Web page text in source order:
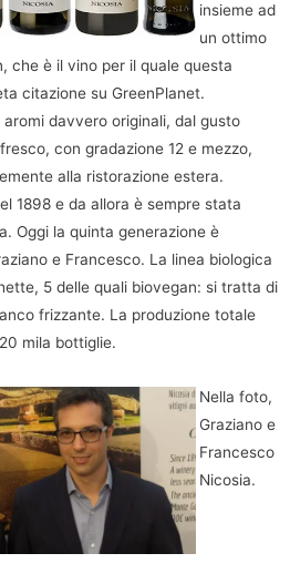
insieme ad
un ottimo
che è il vino per il quale questa
citazione su GreenPlanet.
aromi davvero originali, dal gusto
con gradazione 12 e mezzo,
alla ristorazione estera.
1898 e da allora è sempre stata
Oggi la quinta generazione è
e Francesco. La linea biologica
5 delle quali biovegan: si tratta di
frizzante. La produzione totale
mila bottiglie.
Nella foto,
Graziano e
Francesco
Nicosia.